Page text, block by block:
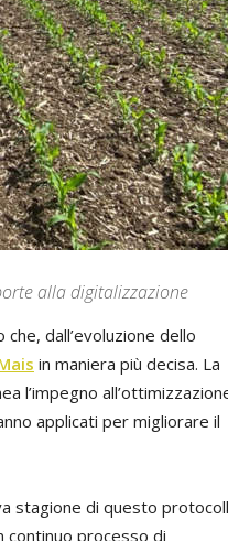
alla digitalizzazione
dall’evoluzione dello
in maniera più decisa. La
l’impegno
applicati per migliorare il
stagione di questo
continuo processo di